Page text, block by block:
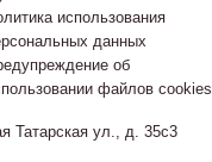
использования
данных
об
файлов cookies
Татарская ул., д. 35с3